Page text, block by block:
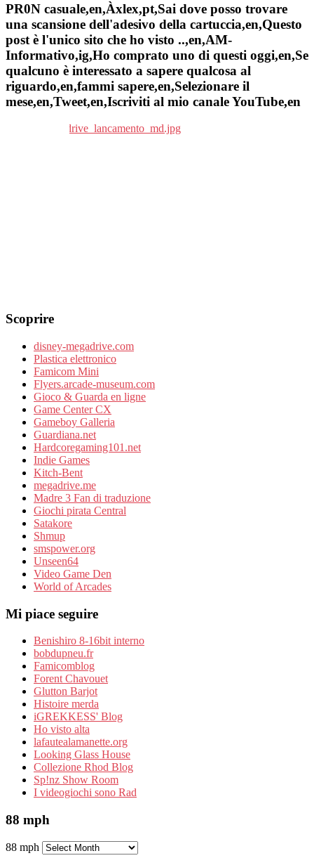
PR0N casuale,en,Àxlex,pt,Sai dove posso trovare
una scansione dell'adesivo della cartuccia,en,Questo
post è l'unico sito che ho visto ..,en,AM-
Informativo,ig,Ho comprato uno di questi oggi,en,Se
qualcuno è interessato a sapere qualcosa al
riguardo,en,fammi sapere,en,Selezionare il
mese,en,Tweet,en,Iscriviti al mio canale YouTube,en
Scoprire
disney-megadrive.com
Plastica elettronico
Famicom Mini
Flyers.arcade-museum.com
Gioco & Guarda en ligne
Game Center CX
Gameboy Galleria
Guardiana.net
Hardcoregaming101.net
Indie Games
Kitch-Bent
megadrive.me
Madre 3 Fan di traduzione
Giochi pirata Central
Satakore
Shmup
smspower.org
Unseen64
Video Game Den
World of Arcades
Mi piace seguire
Benishiro 8-16bit interno
bobdupneu.fr
Famicomblog
Forent Chavouet
Glutton Barjot
Histoire merda
iGREKKESS' Blog
Ho visto alta
lafautealamanette.org
Looking Glass House
Collezione Rhod Blog
Sp!nz Show Room
I videogiochi sono Rad
88 mph
88 mph